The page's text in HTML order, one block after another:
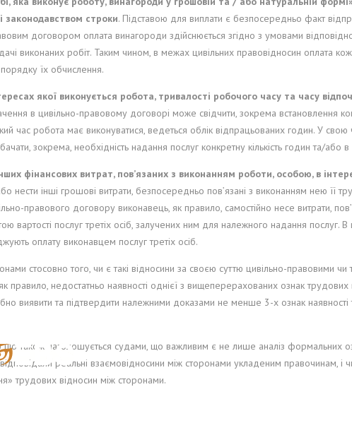
законодавством строки. Підставою для виплати є безпосередньо факт
договором оплата винагороди здійснюється згідно з умовами
виконаних робіт. Таким чином, в межах цивільних правовідносин оплата
їх обчислення.
якої виконується робота, тривалості робочого часу та часу
в цивільно-правовому договорі може свідчити, зокрема встановлення
час робота має виконуватися, ведеться облік відпрацьованих годин. У
зокрема, необхідність надання послуг конкретну кількість годин та/
фінансових витрат, пов’язаних з виконанням роботи, особою, в
інші грошові витрати, безпосередньо пов’язані з виконанням нею її
правового договору виконавець, як правило, самостійно несе витрати,
вартості послуг третіх осіб, залучених ним для належного надання
оплату виконавцем послуг третіх осіб.
стосовно того, чи є такі відносини за своєю суттю цивільно-правовими
правило, недостатньо наявності однієї з вищеперерахованих ознак
виявити та підтвердити належними доказами не менше 3-х ознак
що також наголошується судами, що важливим є не лише аналіз формальних
реальні взаємовідносини між сторонами укладеним правочинам,
трудових відносин між сторонами.